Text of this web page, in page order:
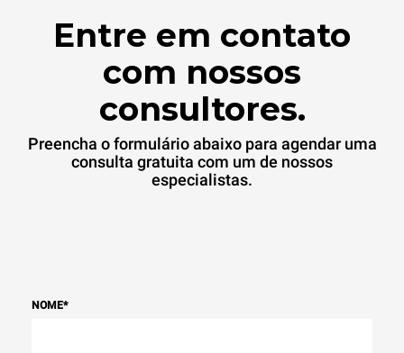
Entre em contato
com nossos
consultores.
Preencha o formulário abaixo para agendar uma
consulta gratuita com um de nossos
especialistas.
NOME*